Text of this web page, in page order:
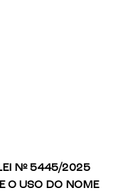
Nº 5445/2025
O USO DO NOME